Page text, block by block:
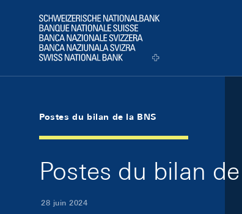
Logo
Postes du bilan de la BNS
Postes du bilan
28 juin 2024